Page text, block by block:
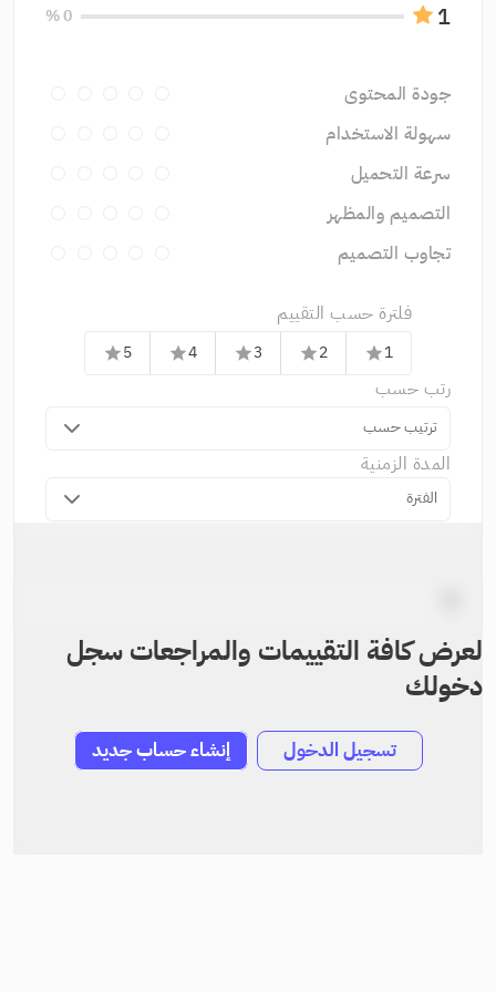
1
0 %
جودة المحتوى
سهولة الاستخدام
سرعة التحميل
التصميم والمظهر
تجاوب التصميم
فلترة حسب التقييم
1
star
2
star
3
star
4
star
5
star
رتب حسب
ترتيب حسب
المدة الزمنية
الفترة
لعرض كافة التقييمات والمراجعات سجل
دخولك
تسجيل الدخول إنشاء حساب جديد